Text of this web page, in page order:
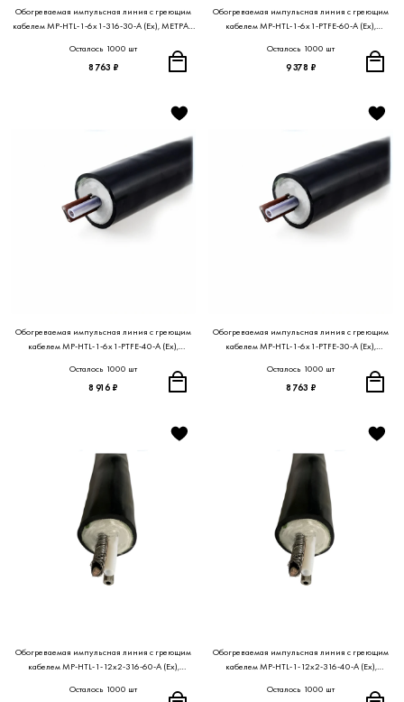
Обогреваемая импульсная линия с греющим
кабелем MP-HTL-1-6x1-316-30-A (Ex), МЕТРАН
Осталось 1000 шт
8 763 ₽
Обогреваемая импульсная линия с греющим
кабелем MP-HTL-1-6x1-PTFE-60-A (Ex),
Осталось 1000 шт
9 378 ₽
Обогреваемая импульсная линия с греющим
кабелем MP-HTL-1-6x1-PTFE-40-A (Ex),
Осталось 1000 шт
8 916 ₽
Обогреваемая импульсная линия с греющим
кабелем MP-HTL-1-6x1-PTFE-30-A (Ex),
Осталось 1000 шт
8 763 ₽
Обогреваемая импульсная линия с греющим
кабелем MP-HTL-1-12x2-316-60-A (Ex),
Осталось 1000 шт
Обогреваемая импульсная линия с греющим
кабелем MP-HTL-1-12x2-316-40-A (Ex),
Осталось 1000 шт